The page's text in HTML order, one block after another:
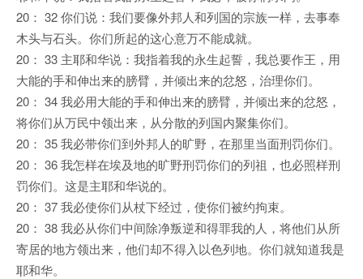
20： 32 你们说：我们要像外邦人和列国的宗族一样，去事奉
木头与石头。你们所起的这心意万不能成就。
20： 33 主耶和华说：我指着我的永生起誓，我总要作王，用
大能的手和伸出来的膀臂，并倾出来的忿怒，治理你们。
20： 34 我必用大能的手和伸出来的膀臂，并倾出来的忿怒，
将你们从万民中领出来，从分散的列国内聚集你们。
20： 35 我必带你们到外邦人的旷野，在那里当面刑罚你们。
20： 36 我怎样在埃及地的旷野刑罚你们的列祖，也必照样刑
罚你们。这是主耶和华说的。
20： 37 我必使你们从杖下经过，使你们被约拘束。
20： 38 我必从你们中间除净叛逆和得罪我的人，将他们从所
寄居的地方领出来，他们却不得入以色列地。你们就知道我是
耶和华。